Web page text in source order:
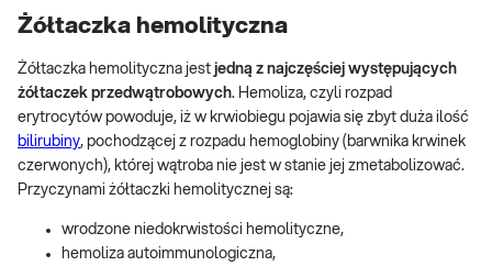
Żółtaczka hemolityczna
Żółtaczka hemolityczna jest jedną z najczęściej występujących
żółtaczek przedwątrobowych. Hemoliza, czyli rozpad
erytrocytów powoduje, iż w krwiobiegu pojawia się zbyt duża ilość
bilirubiny, pochodzącej z rozpadu hemoglobiny (barwnika krwinek
czerwonych), której wątroba nie jest w stanie jej zmetabolizować.
Przyczynami żółtaczki hemolitycznej są:
wrodzone niedokrwistości hemolityczne,
hemoliza autoimmunologiczna,